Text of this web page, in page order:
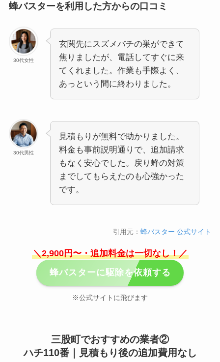
蜂バスターを利用した方からの口コミ
30代女性
玄関先にスズメバチの巣ができて
焦りましたが、電話してすぐに来
てくれました。作業も手際よく、
あっという間に終わりました。
30代男性
見積もりが無料で助かりました。
料金も事前説明通りで、追加請求
もなく安心でした。戻り蜂の対策
までしてもらえたのも心強かった
です。
引用元：蜂バスター 公式サイト
＼2,900円〜・追加料金は一切なし！／
蜂バスターに駆除を依頼する
※公式サイトに飛びます
三股町でおすすめの業者②
ハチ110番｜見積もり後の追加費用なし